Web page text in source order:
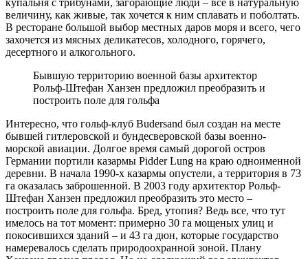
величину, как живые, так хочется к ним сплавать и поболтать.
В ресторане большой выбор местных даров моря и всего, чего
захочется из мясных деликатесов, холодного, горячего,
десертного и алкогольного.
Бывшую территорию военной базы архитектор
Рольф-Штефан Ханзен предложил преобразить и
построить поле для гольфа
Интересно, что гольф-клуб Budersand был создан на месте
бывшей гитлеровской и бундесверовской базы военно-
морской авиации. Долгое время самый дорогой остров
Германии портили казармы Pidder Lung на краю одноименной
деревни. В начала 1990-х казармы опустели, а территория в 73
га оказалась заброшенной. В 2003 году архитектор Рольф-
Штефан Ханзен предложил преобразить это место –
построить поле для гольфа. Бред, утопия? Ведь все, что тут
имелось на тот момент: примерно 30 га мощеных улиц и
покосившихся зданий – и 43 га дюн, которые государство
намеревалось сделать природоохранной зоной. Плану